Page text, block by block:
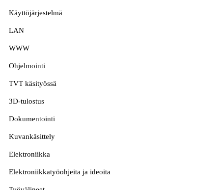
Käyttöjärjestelmä
LAN
WWW
Ohjelmointi
TVT käsityössä
3D-tulostus
Dokumentointi
Kuvankäsittely
Elektroniikka
Elektroniikkatyöohjeita ja ideoita